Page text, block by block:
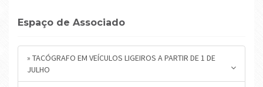
Espaço de Associado
» TACÓGRAFO EM VEÍCULOS LIGEIROS A PARTIR DE 1 DE
JULHO